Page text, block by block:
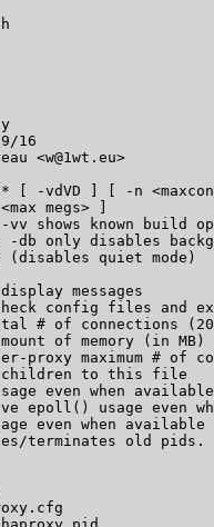
16
<w@1wt.eu>
[ -vdVD ] [ -n
megs> ]
shows known build
only disables
quiet mode)
messages
config files and
# of connections
of memory (in MB)
maximum # of
to this file
even when
epoll() usage even
even when available
old pids.